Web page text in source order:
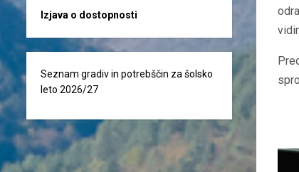
Izjava o dostopnosti
Seznam gradiv in potrebščin za šolsko
leto 2026/27